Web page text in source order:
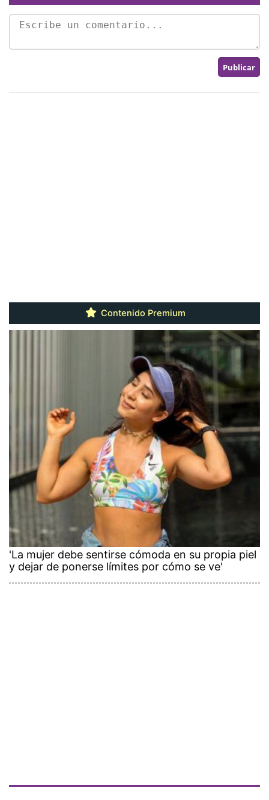
Contenido Premium
'La mujer debe sentirse cómoda en su propia piel
y dejar de ponerse límites por cómo se ve'